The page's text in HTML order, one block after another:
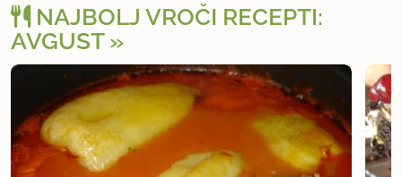
NAJBOLJ VROČI RECEPTI:
AVGUST